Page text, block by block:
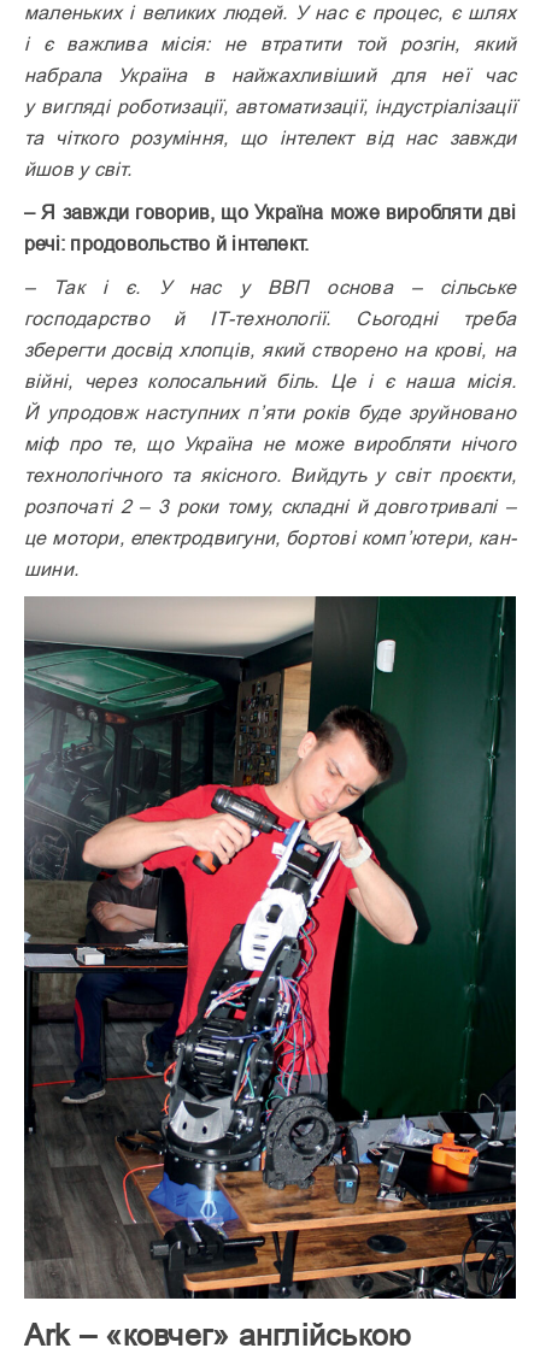
маленьких і великих людей. У нас є процес, є шлях
і є важлива місія: не втратити той розгін, який
набрала Україна в найжахливіший для неї час
у вигляді роботизації, автоматизації, індустріалізації
та чіткого розуміння, що інтелект від нас завжди
йшов у світ.
– Я завжди говорив, що Україна може виробляти дві
речі: продовольство й інтелект.
– Так і є. У нас у ВВП основа – сільське
господарство й ІТ-технології. Сьогодні треба
зберегти досвід хлопців, який створено на крові, на
війні, через колосальний біль. Це і є наша місія.
Й упродовж наступних п’яти років буде зруйновано
міф про те, що Україна не може вироб­ляти нічого
технологічного та якісного. Вийдуть у світ проєкти,
розпочаті 2 – 3 роки тому, складні й довготривалі –
це мотори, електродвигуни, бортові комп’ютери, кан-
шини.
Ark – «ковчег» англійською